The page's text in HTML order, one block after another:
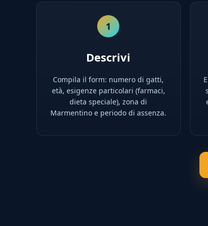
1
Descrivi
Compila il form: numero di gatti,
età, esigenze particolari (farmaci,
dieta speciale), zona di
Marmentino e periodo di assenza.